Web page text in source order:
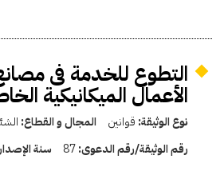
التطوع للخدمة فى
الأعمال الميكانيكية
نوع الوثيقة: قوانين المجال و القطاع:
رقم الوثيقة/رقم الدعوى:87 سنة